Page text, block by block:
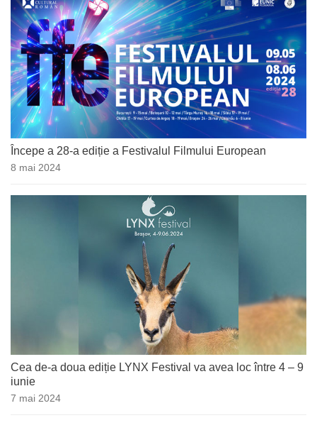
Începe a 28-a ediție a Festivalul Filmului European
8 mai 2024
Cea de-a doua ediție LYNX Festival va avea loc între 4 – 9
iunie
7 mai 2024